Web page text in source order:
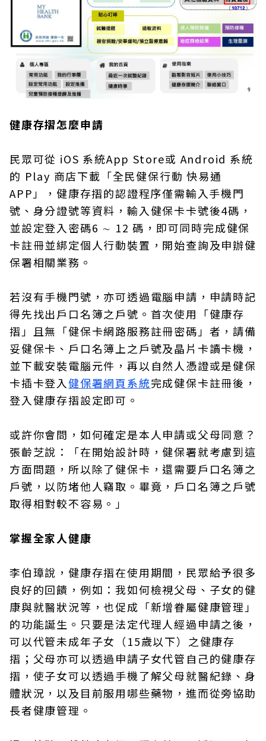
健康存摺怎麼申請
民眾可從 iOS 系統App Store或 Android 系統
的 Play 商店下載「全民健保行動 快易通
APP」，健康存摺的認證程序僅需輸入手機門
號、身分證號等資料，輸入健保卡卡號後4碼，
並設定登入密碼6 ∼ 12 碼，即可同時完成健保
卡註冊並綁定個人行動裝置，開始查詢及申辦健
保署相關業務。
若沒有手機門號，亦可透過電腦申請，申請時記
得先找出戶口名簿之戶號。首次使用「健康存
摺」且無「健保卡網路服務註冊密碼」者，請備
妥健保卡、戶口名簿上之戶號及晶片卡讀卡機，
並下載安裝電腦元件，再以自然人憑證或是健保
卡插卡登入健保署網頁系統完成健保卡註冊後，
登入健康存摺設定即可。
或許你會問，如何確定是本人申請或父母同意？
張齡芝說：「在開始設計時，健保署就考慮到這
方面問題，所以除了健保卡，還需要戶口名簿之
戶號，以防堵他人竊取。畢竟，戶口名簿之戶號
取得相對較不容易。」
掌握全家人健康
李伯璋說，健康存摺在使用期間，民眾給予很多
良好的回饋，例如：我如何檢視父母、子女的健
康與就醫狀況等，也促成「新增眷屬健康管理」
的功能誕生。只要是法定代理人經過申請之後，
可以代管未成年子女（15歲以下）之健康存
摺；父母亦可以透過申請子女代管自己的健康存
摺，使子女可以透過手機了解父母就醫紀錄、身
體狀況，以及目前服用哪些藥物，進而從旁協助
長者健康管理。